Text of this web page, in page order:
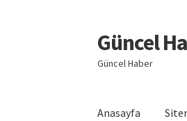
Dolaşıma
geç
İçeriğe
geç
Güncel
Güncel Haber
Anasayfa